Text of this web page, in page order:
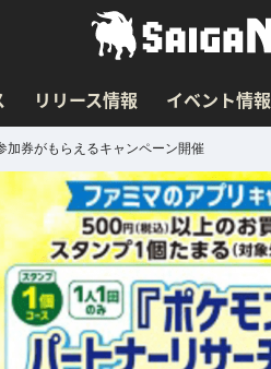
リリース情報 イベント情報
加券がもらえるキャンペーン開催